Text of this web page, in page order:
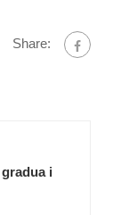
Share:
i